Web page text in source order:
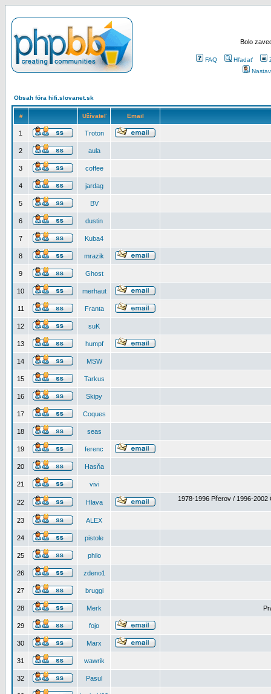
Bolo
FAQ Hľadať
Obsah fóra hifi.slovanet.sk
# Užívateľ Email
1 Troton
2 aula
3 coffee
4 jardag
5 BV
6 dustin
7 Kuba4
8 mrazik
9 Ghost
10 merhaut
11 Franta
12 suK
13 humpf
14 MSW
15 Tarkus
16 Skipy
17 Coques
18 seas
19 ferenc
20 Hasňa
21 vivi
22 Hlava 1978-1996 Přerov / 1996-2002
23 ALEX
24 pistole
25 philo
26 zdeno1
27 bruggi
28 Merk
29 fojo
30 Marx
31 wawrik
32 Pasul